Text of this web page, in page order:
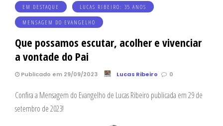
EM DESTAQUE LUCAS RIBEIRO: 35 ANOS
MENSAGEM DO EVANGELHO
Que possamos escutar, acolher e vivenciar
a vontade do Pai
Publicado em 29/09/2023 Lucas Ribeiro 0
Confira a Mensagem do Evangelho de Lucas Ribeiro publicada em 29 de
setembro de 2023!